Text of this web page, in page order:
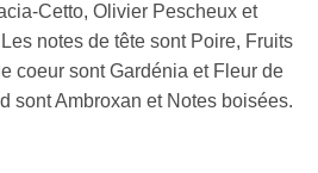
Cetto, Olivier Pescheux et
notes de tête sont Poire, Fruits
coeur sont Gardénia et Fleur de
sont Ambroxan et Notes boisées.
90ml edp